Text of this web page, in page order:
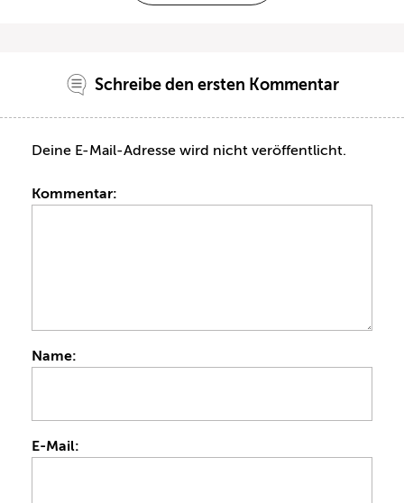
Schreibe den ersten Kommentar
Deine E-Mail-Adresse wird nicht veröffentlicht.
Kommentar:
Name:
E-Mail: